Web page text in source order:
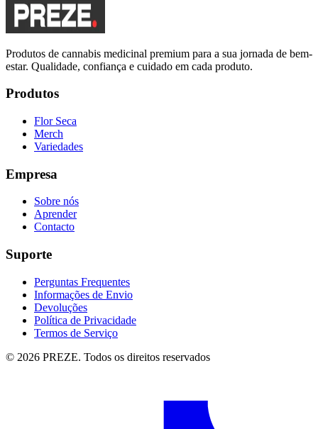
Produtos de cannabis medicinal premium para a sua jornada de bem-
estar. Qualidade, confiança e cuidado em cada produto.
Produtos
Flor Seca
Merch
Variedades
Empresa
Sobre nós
Aprender
Contacto
Suporte
Perguntas Frequentes
Informações de Envio
Devoluções
Política de Privacidade
Termos de Serviço
© 2026 PREZE. Todos os direitos reservados